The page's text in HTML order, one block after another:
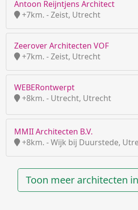
Antoon Reijntjens Architect
+7km. - Zeist, Utrecht
Zeerover Architecten VOF
+7km. - Zeist, Utrecht
WEBERontwerpt
+8km. - Utrecht, Utrecht
MMII Architecten B.V.
+8km. - Wijk bij Duurstede,
Toon meer architecten